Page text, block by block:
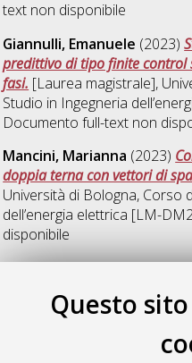
Questo
text non disponibile
Giannulli, Emanuele (2023)
predittivo di tipo finite control
fasi. [Laurea magistrale],
Studio in Ingegneria
Documento full-text non
Mancini, Marianna (2023)
doppia terna con vettori di
Università di Bologna, Corso
dell’energia elettrica [LM-
disponibile
Sabbatella, Nicolò(2023)
comando con funzioni di
[Laurea magistrale],
Documento full-text non